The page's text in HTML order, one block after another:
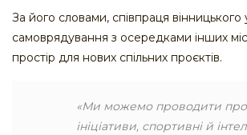
За його словами, співпраця вінницького
самоврядування з осередками інших
простір для нових спільних проєктів.
«Ми можемо проводити
ініціативи, спортивні й